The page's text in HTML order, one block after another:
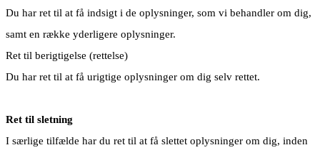
Du har ret til at få indsigt i de oplysninger, som vi behandler om dig,
samt en række yderligere oplysninger.
Ret til berigtigelse (rettelse)
Du har ret til at få urigtige oplysninger om dig selv rettet.
Ret til sletning
I særlige tilfælde har du ret til at få slettet oplysninger om dig, inden